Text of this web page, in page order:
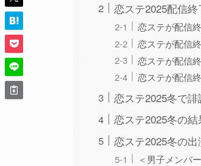
恋ステ2025配信
恋ステが配信
恋ステが配信
恋ステが配信
恋ステが配信
恋ステ2025冬で
恋ステ2025冬の結
恋ステ2025冬の
＜男子メンバ